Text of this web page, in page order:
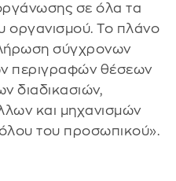
σε όλα τα
οργανισμού. Το πλάνο
σύγχρονων
περιγραφών θέσεων
διαδικασιών,
και μηχανισμών
του προσωπικού».